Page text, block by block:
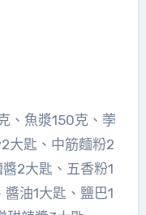
、魚漿150克、荸
大匙、中筋麵粉2
2大匙、五香粉1
油1大匙、鹽巴1